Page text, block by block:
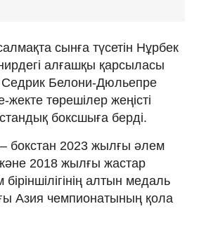
сынға түсетін Нұрбек
алғашқы қарсыласы
Седрик Белони-Дюльепре
төрешілер жеңісті
боксшыға берді.
бокстан 2023 жылғы әлем
2018 жылғы жастар
алтын медаль
Азия чемпионатының қола